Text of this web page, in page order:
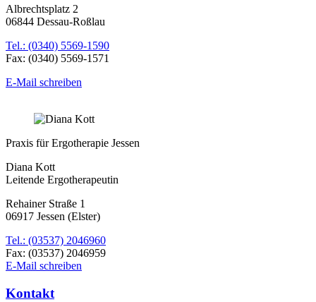
Albrechtsplatz 2
06844 Dessau-Roßlau
Tel.: (0340) 5569-1590
Fax: (0340) 5569-1571
E-Mail schreiben
Praxis für Ergotherapie Jessen
Diana Kott
Leitende Ergotherapeutin
Rehainer Straße 1
06917 Jessen (Elster)
Tel.: (03537) 2046960
Fax: (03537) 2046959
E-Mail schreiben
Kontakt